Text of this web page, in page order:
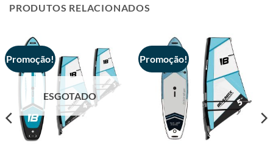
PRODUTOS RELACIONADOS
Promoção!
ESGOTADO
Promoção!